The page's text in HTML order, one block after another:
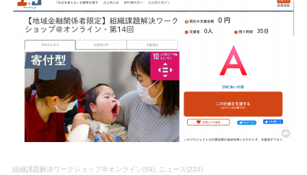
組織課題解決ワークショップ＠オンライン(59) ニュース(220)